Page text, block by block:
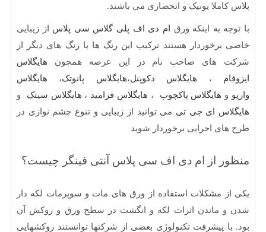
یونیک و انحصاری می باشند.
به اینکه ورقام دی اف پلی گلاس سی پلاساز زیبایی
برخوردار هستند ترکیب این رنگ ها با رنگ های دیگر از
های صاحب نام در این عرصه همچون
هایگلاس
،هایگلاس دکوپنل هایگلاس پانوتک،هایگلاس
هایگلاس پاکچوب،هایگلاس فرامید، هایگلاس سیتکو
ای جی تیمی توانید از زیبایی و تنوع چشم نوازی در
اجرایی برخوردار شوید
از ام دی اف سی پلاس آنتی فینگر چیست؟
مشکلات استفاده از ورق های مات و سوپرمات لکه دار
ماندن اثرات لکه و انگشت در سطح ورق و روکش آن
پیشرفت تکنولوژی بعضی از شرکتها توانستند روکشهایی